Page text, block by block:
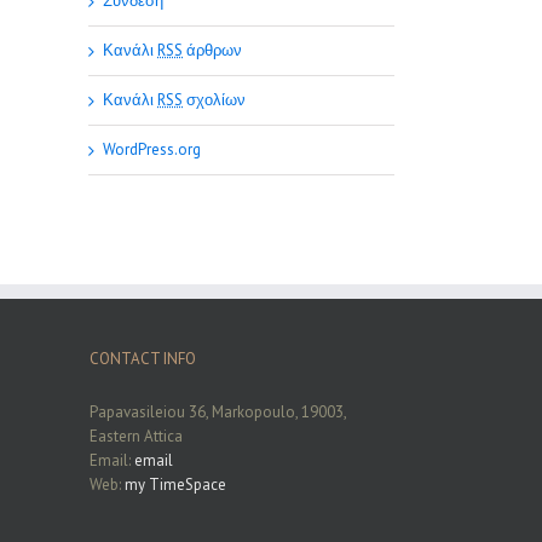
ΚανάλιRSS άρθρων
ΚανάλιRSS σχολίων
WordPress.org
CONTACT INFO
Papavasileiou 36, Markopoulo, 19003,
Eastern Attica
Email: email
Web: my TimeSpace